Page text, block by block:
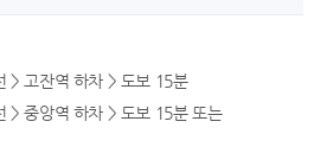
> 고잔역 하차 > 도보 15분
> 중앙역 하차 > 도보 15분 또는